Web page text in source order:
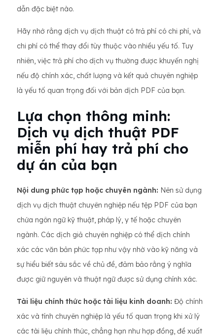
dẫn đặc biệt nào.
Hãy nhớ rằng dịch vụ dịch thuật có trả phí có chi phí, và
chi phí có thể thay đổi tùy thuộc vào nhiều yếu tố. Tuy
nhiên, việc trả phí cho dịch vụ thường được khuyến nghị
nếu độ chính xác, chất lượng và kết quả chuyên nghiệp
là yếu tố quan trọng đối với bản dịch PDF của bạn.
Lựa chọn thông minh:
Dịch vụ dịch thuật PDF
miễn phí hay trả phí cho
dự án của bạn
Nội dung phức tạp hoặc chuyên ngành: Nên sử dụng
dịch vụ dịch thuật chuyên nghiệp nếu tệp PDF của bạn
chứa ngôn ngữ kỹ thuật, pháp lý, y tế hoặc chuyên
ngành. Các dịch giả chuyên nghiệp có thể dịch chính
xác các văn bản phức tạp như vậy nhờ vào kỹ năng và
sự hiểu biết sâu sắc về chủ đề, đảm bảo rằng ý nghĩa
được giữ nguyên và thuật ngữ được sử dụng chính xác.
Tài liệu chính thức hoặc tài liệu kinh doanh: Độ chính
xác và tính chuyên nghiệp là yếu tố quan trọng khi xử lý
các tài liệu chính thức, chẳng hạn như hợp đồng, đề xuất